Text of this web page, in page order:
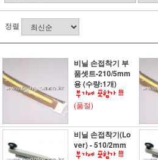
정렬
비닐 손접착기 부
품셋트-210/5mm
용 (수량:1개)
(품절)
비닐 손접착기(Lo
ver) - 510/2mm